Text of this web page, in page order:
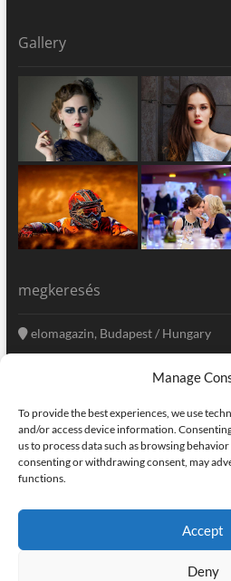
Manage
To provide the best experiences, we use
and/or access device information.
us to process data such as browsing
consenting or withdrawing consent, may
functions.
Accept
Deny
Gallery
megkeresés
elomagazin, Budapest / Hungary
szerkesztoseg@elomagazin.com
elomagazin
home adatvédelem